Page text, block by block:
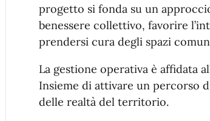
progetto si fonda su un
benessere collettivo, favorire
prendersi cura degli spazi
La gestione operativa è affidata
Insieme di attivare un percorso
delle realtà del territorio.